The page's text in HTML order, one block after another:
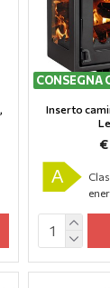
CONSEGNA
Inserto
A